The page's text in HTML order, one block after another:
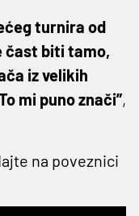
turnira od
čast biti tamo,
iz velikih
mi puno znači”,
na poveznici